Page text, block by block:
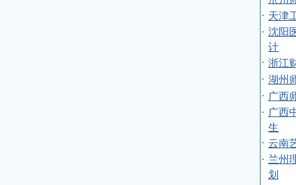
· 天津
· 沈阳
计
· 浙江
· 湖州
· 广西
· 广西
生
· 云南
· 兰州
划